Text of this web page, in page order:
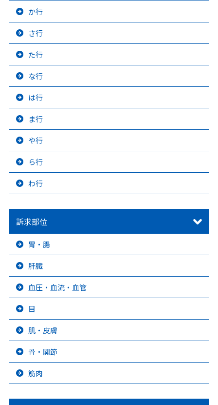
か行
さ行
た行
な行
は行
ま行
や行
ら行
わ行
訴求部位
胃・腸
肝臓
血圧・血流・血管
目
肌・皮膚
骨・関節
筋肉